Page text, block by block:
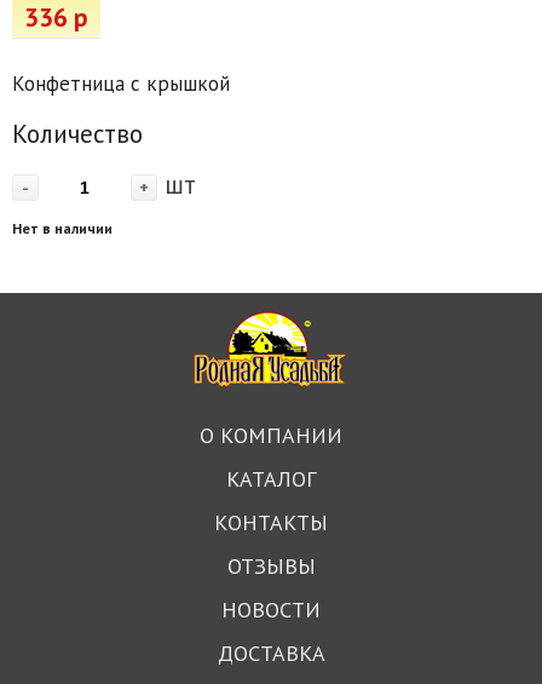
336 р
Конфетница с крышкой
Количество
- + шт
Нет в наличии
О КОМПАНИИ
КАТАЛОГ
КОНТАКТЫ
ОТЗЫВЫ
НОВОСТИ
ДОСТАВКА